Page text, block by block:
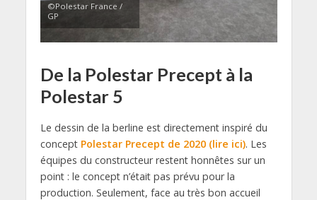
©Polestar France /
GP
De la Polestar Precept à la
Polestar 5
Le dessin de la berline est directement inspiré du
concept Polestar Precept de 2020 (lire ici). Les
équipes du constructeur restent honnêtes sur un
point : le concept n’était pas prévu pour la
production. Seulement, face au très bon accueil